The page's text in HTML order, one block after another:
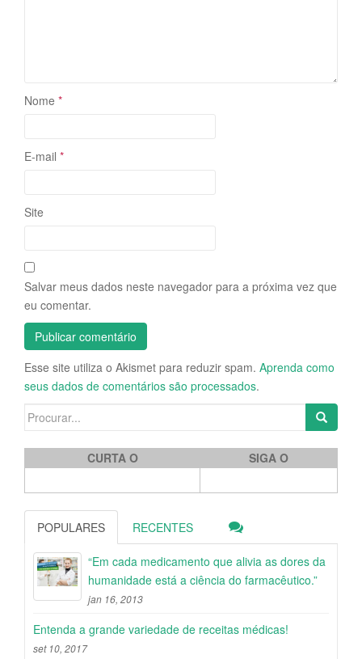
Nome *
E-mail *
Site
Salvar meus dados neste navegador para a próxima vez que
eu comentar.
Esse site utiliza o Akismet para reduzir spam. Aprenda como
seus dados de comentários são processados.
Search for:
CURTA O SIGA O
POPULARES RECENTES
“Em cada medicamento que alivia as dores da
humanidade está a ciência do farmacêutico.”
jan 16, 2013
Entenda a grande variedade de receitas médicas!
set 10, 2017